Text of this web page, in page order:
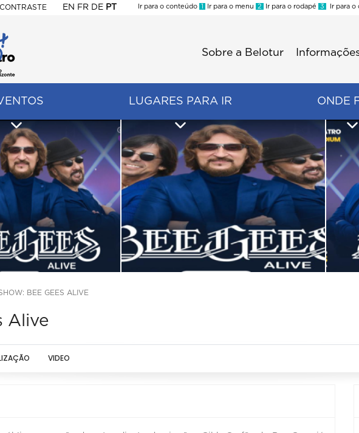
EN FR DE PT
Ir para o conteúdo 1 Ir para o menu 2 Ir para o rodapé 3 Ir para o
Sobre a Belotur
LUGARES PARA IR ONDE
BEE GEES ALIVE
Alive
VIDEO